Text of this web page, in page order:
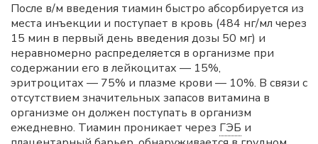
После в/м введения тиамин быстро абсорбируется из
места инъекции и поступает в кровь (484 нг/мл через
15 мин в первый день введения дозы 50 мг) и
неравномерно распределяется в организме при
содержании его в лейкоцитах — 15%,
эритроцитах — 75% и плазме крови — 10%. В связи с
отсутствием значительных запасов витамина в
организме он должен поступать в организм
ежедневно. Тиамин проникает через ГЭБ и